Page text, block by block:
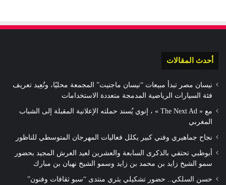
أحدث المقالات
نيسان مصر تبدأ مبيعات “نيسان ماجنيت” المجمعة محليًا، وتُعِيد تعريف
فئة السيارات الرياضية المدمجة متعددة الاستخدامات
مع « The Next Ad » ، إنوي يُسند حملته الإعلانية المقبلة إلى الشباب
المغربي
نجاح جماهيري وفني كبير يكلل فعاليات المهرجان المتوسطي للناظور
أبوظبي تحتفي بالذكرى السابعة والعشرين لعيد العرش المجيد بحضور
سمو الشيخ زايد بن محمد بن زايد وسمو الشيخ نهيان بن مبارك
حسن السلكي.. حضور تشكيلي يثري منتدى “سبو ثقافات وفنون”